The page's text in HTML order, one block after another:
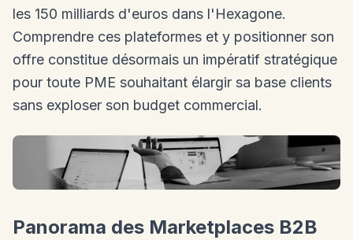
les 150 milliards d'euros dans l'Hexagone.
Comprendre ces plateformes et y positionner son
offre constitue désormais un impératif stratégique
pour toute PME souhaitant élargir sa base clients
sans exploser son budget commercial.
Panorama des Marketplaces B2B